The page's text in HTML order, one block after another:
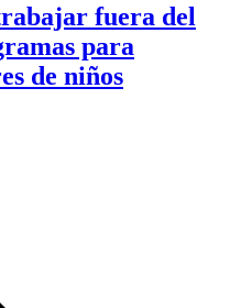
fuera del
para
de niños